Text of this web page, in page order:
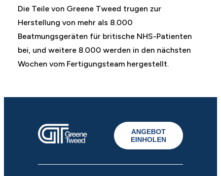
Die Teile von Greene Tweed trugen zur
Herstellung von mehr als 8.000
Beatmungsgeräten für britische NHS-Patienten
bei, und weitere 8.000 werden in den nächsten
Wochen vom Fertigungsteam hergestellt.
ANGEBOT
EINHOLEN